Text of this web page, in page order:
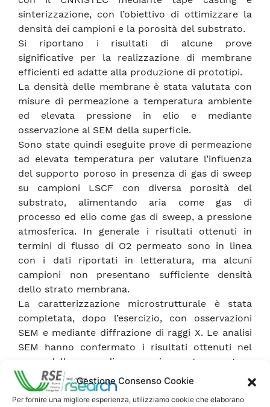
Gestione Consenso Cookie
Per fornire una migliore esperienza, utilizziamo cookie che elaborano
sinterizzazione, con l’obiettivo di ottimizzare la
densità dei campioni e la porosità del substrato.
Si riportano i risultati di alcune prove
significative per la realizzazione di membrane
efficienti ed adatte alla produzione di prototipi.
La densità delle membrane è stata valutata con
misure di permeazione a temperatura ambiente
ed elevata pressione in elio e mediante
osservazione al SEM della superficie.
Sono state quindi eseguite prove di permeazione
ad elevata temperatura per valutare l’influenza
del supporto poroso in presenza di gas di sweep
su campioni LSCF con diversa porosità del
substrato, alimentando aria come gas di
processo ed elio come gas di sweep, a pressione
atmosferica. In generale i risultati ottenuti in
termini di flusso di O2 permeato sono in linea
con i dati riportati in letteratura, ma alcuni
campioni non presentano sufficiente densità
dello strato membrana.
La caratterizzazione microstrutturale è stata
completata, dopo l’esercizio, con osservazioni
SEM e mediante diffrazione di raggi X. Le analisi
SEM hanno confermato i risultati ottenuti nel
corso delle prove di permeazione a temperatura
ambiente, mentre le analisi di diffrazione di raggi
X hanno confermato la stabilità dei materiali